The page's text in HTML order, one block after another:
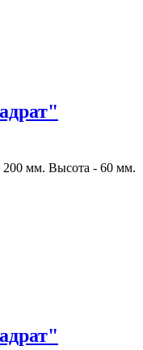
мм. Высота - 60 мм.